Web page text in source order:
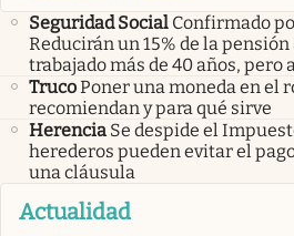
Seguridad Social Confirmado
Reducirán un 15% de la
trabajado más de 40 años,
TrucoPoner una moneda en el
recomiendan y para qué sirve
Herencia Se despide el
herederos pueden evitar el
una cláusula
Actualidad